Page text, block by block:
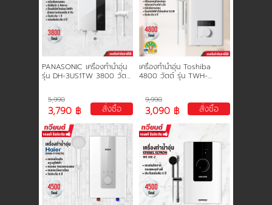
PANASONIC เครื่องทำน้ำอุ่น
รุ่น DH-3US1TW 3800 วัตต์
5,990
3,790 ฿ สั่งซื้อ
เครื่องทำน้ำอุ่น Toshiba
4800 วัตต์ รุ่น TWH-
อุณหภูมิแบบหมุน รับประกัน 5
9,990
3,090 ฿ สั่งซื้อ